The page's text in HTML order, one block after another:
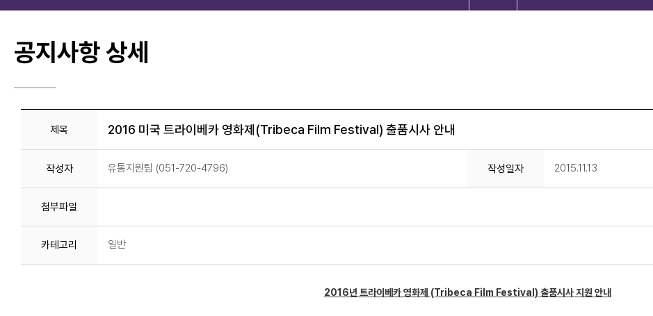
공지사항 상세
제목 2016 미국 트라이베카 영화제(Tribeca Film Festival) 출품시사 안내
작성자 유통지원팀 (051-720-4796) 작성일자 2015.11.13
첨부파일
카테고리 일반
2016년 트라이베카 영화제 (Tribeca Film Festival) 출품시사 지원 안내